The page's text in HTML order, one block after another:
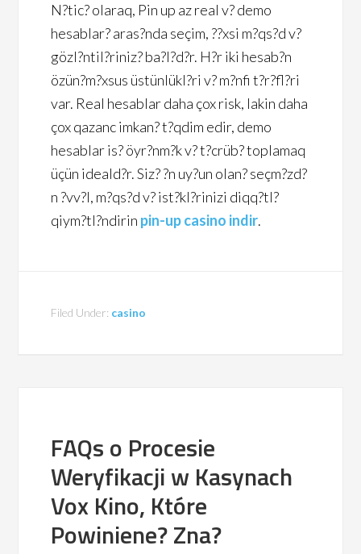
N?tic? olaraq, Pin up az real v? demo
hesablar? aras?nda seçim, ??xsi m?qs?d v?
gözl?ntil?riniz? ba?l?d?r. H?r iki hesab?n
özün?m?xsus üstünlükl?ri v? m?nfi t?r?fl?ri
var. Real hesablar daha çox risk, lakin daha
çox qazanc imkan? t?qdim edir, demo
hesablar is? öyr?nm?k v? t?crüb? toplamaq
üçün ideald?r. Siz? ?n uy?un olan? seçm?zd?
n ?vv?l, m?qs?d v? ist?kl?rinizi diqq?tl?
qiym?tl?ndirin pin-up casino indir.
Filed Under: casino
FAQs o Procesie
Weryfikacji w Kasynach
Vox Kino, Które
Powiniene? Zna?